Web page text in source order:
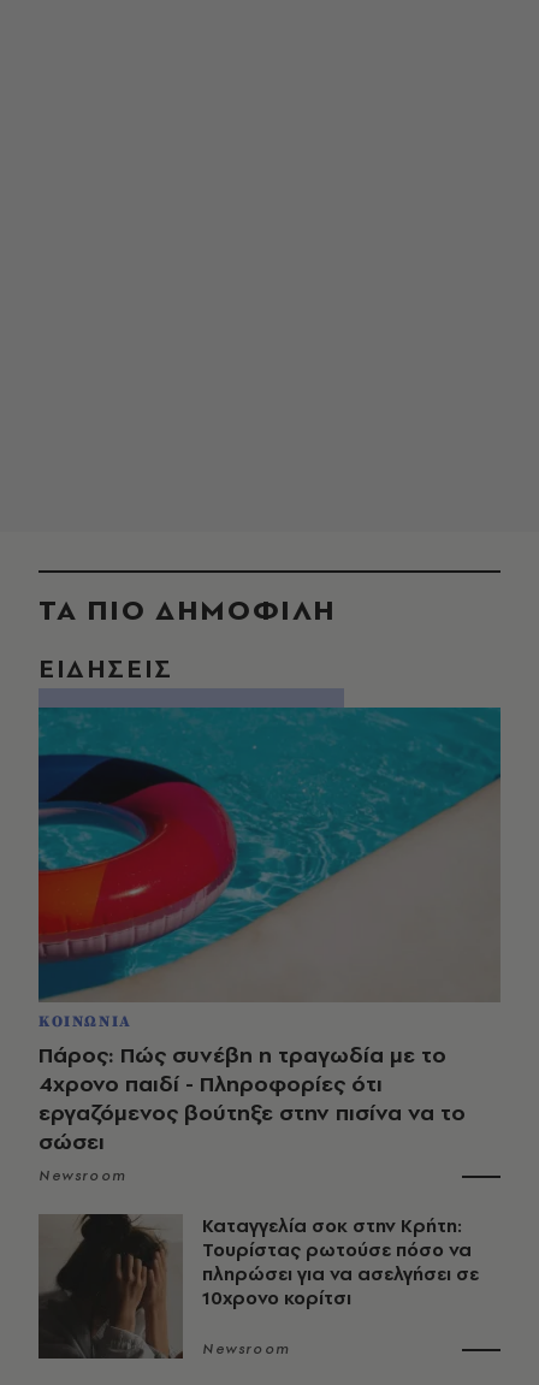
ΤΑ ΠΙΟ ΔΗΜΟΦΙΛΗ
ΕΙΔΗΣΕΙΣ
ΚΟΙΝΩΝΙΑ
Πάρος: Πώς συνέβη η τραγωδία με το
4χρονο παιδί - Πληροφορίες ότι
εργαζόμενος βούτηξε στην πισίνα να το
σώσει
Newsroom
Καταγγελία σοκ στην Κρήτη:
Τουρίστας ρωτούσε πόσο να
πληρώσει για να ασελγήσει σε
10χρονο κορίτσι
Newsroom